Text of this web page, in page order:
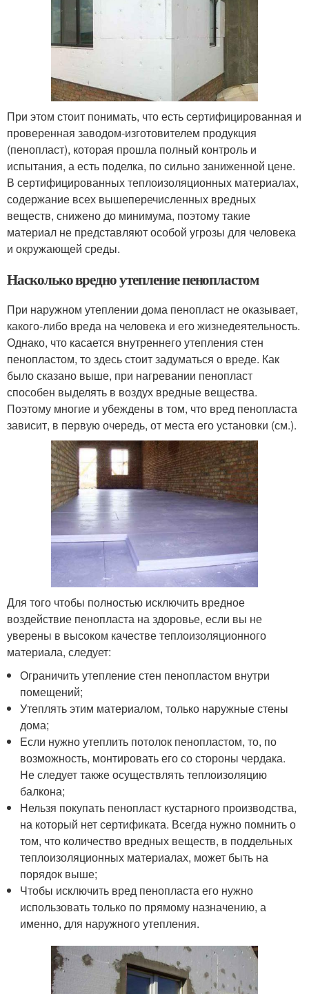
При этом стоит понимать, что есть сертифицированная и
проверенная заводом-изготовителем продукция
(пенопласт), которая прошла полный контроль и
испытания, а есть поделка, по сильно заниженной цене.
В сертифицированных теплоизоляционных материалах,
содержание всех вышеперечисленных вредных
веществ, снижено до минимума, поэтому такие
материал не представляют особой угрозы для человека
и окружающей среды.
Насколько вредно утепление пенопластом
При наружном утеплении дома пенопласт не оказывает,
какого-либо вреда на человека и его жизнедеятельность.
Однако, что касается внутреннего утепления стен
пенопластом, то здесь стоит задуматься о вреде. Как
было сказано выше, при нагревании пенопласт
способен выделять в воздух вредные вещества.
Поэтому многие и убеждены в том, что вред пенопласта
зависит, в первую очередь, от места его установки (см.).
Для того чтобы полностью исключить вредное
воздействие пенопласта на здоровье, если вы не
уверены в высоком качестве теплоизоляционного
материала, следует:
Ограничить утепление стен пенопластом внутри
помещений;
Утеплять этим материалом, только наружные стены
дома;
Если нужно утеплить потолок пенопластом, то, по
возможность, монтировать его со стороны чердака.
Не следует также осуществлять теплоизоляцию
балкона;
Нельзя покупать пенопласт кустарного производства,
на который нет сертификата. Всегда нужно помнить о
том, что количество вредных веществ, в поддельных
теплоизоляционных материалах, может быть на
порядок выше;
Чтобы исключить вред пенопласта его нужно
использовать только по прямому назначению, а
именно, для наружного утепления.